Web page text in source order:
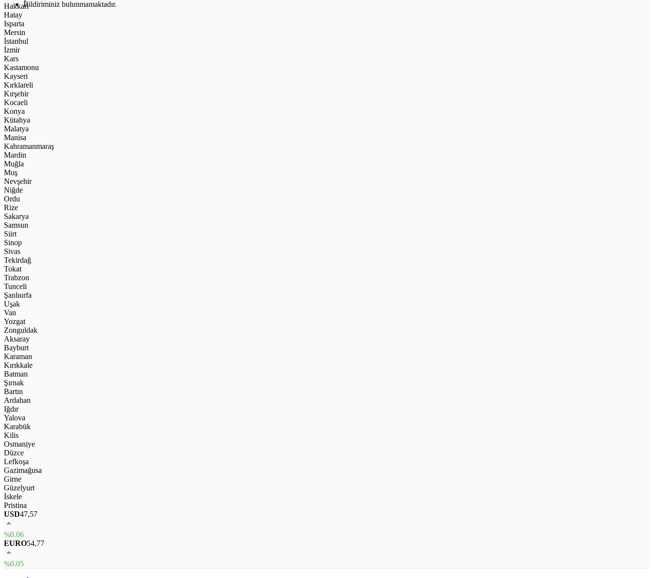
Bildiriminiz bulunmamaktadır.
Hakkari
Hatay
Isparta
Mersin
İstanbul
İzmir
Kars
Kastamonu
Kayseri
Kırklareli
Kırşehir
Kocaeli
Konya
Kütahya
Malatya
Manisa
Kahramanmaraş
Mardin
Muğla
Muş
Nevşehir
Niğde
Ordu
Rize
Sakarya
Samsun
Siirt
Sinop
Sivas
Tekirdağ
Tokat
Trabzon
Tunceli
Şanlıurfa
Uşak
Van
Yozgat
Zonguldak
Aksaray
Bayburt
Karaman
Kırıkkale
Batman
Şırnak
Bartın
Ardahan
Iğdır
Yalova
Karabük
Kilis
Osmaniye
Düzce
Lefkoşa
Gazimağusa
Girne
Güzelyurt
İskele
Pristina
USD47,57
%0.06
EURO54,77
%0.05